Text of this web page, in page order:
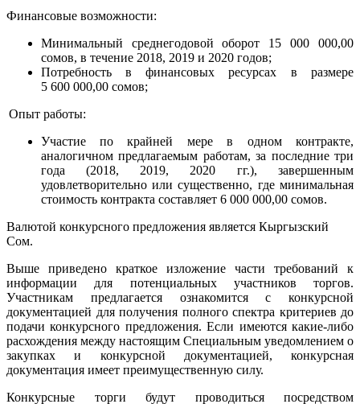
Финансовые возможности:
Минимальный среднегодовой оборот 15 000 000,00
сомов, в течение 2018, 2019 и 2020 годов;
Потребность в финансовых ресурсах в размере
5 600 000,00 сомов;
Опыт работы:
Участие по крайней мере в одном контракте,
аналогичном предлагаемым работам, за последние три
года (2018, 2019, 2020 гг.), завершенным
удовлетворительно или существенно, где минимальная
стоимость контракта составляет 6 000 000,00 сомов.
Валютой конкурсного предложения является Кыргызский
Сом.
Выше приведено краткое изложение части требований к
информации для потенциальных участников торгов.
Участникам предлагается ознакомится с конкурсной
документацией для получения полного спектра критериев до
подачи конкурсного предложения. Если имеются какие-либо
расхождения между настоящим Специальным уведомлением о
закупках и конкурсной документацией, конкурсная
документация имеет преимущественную силу.
Конкурсные торги будут проводиться посредством